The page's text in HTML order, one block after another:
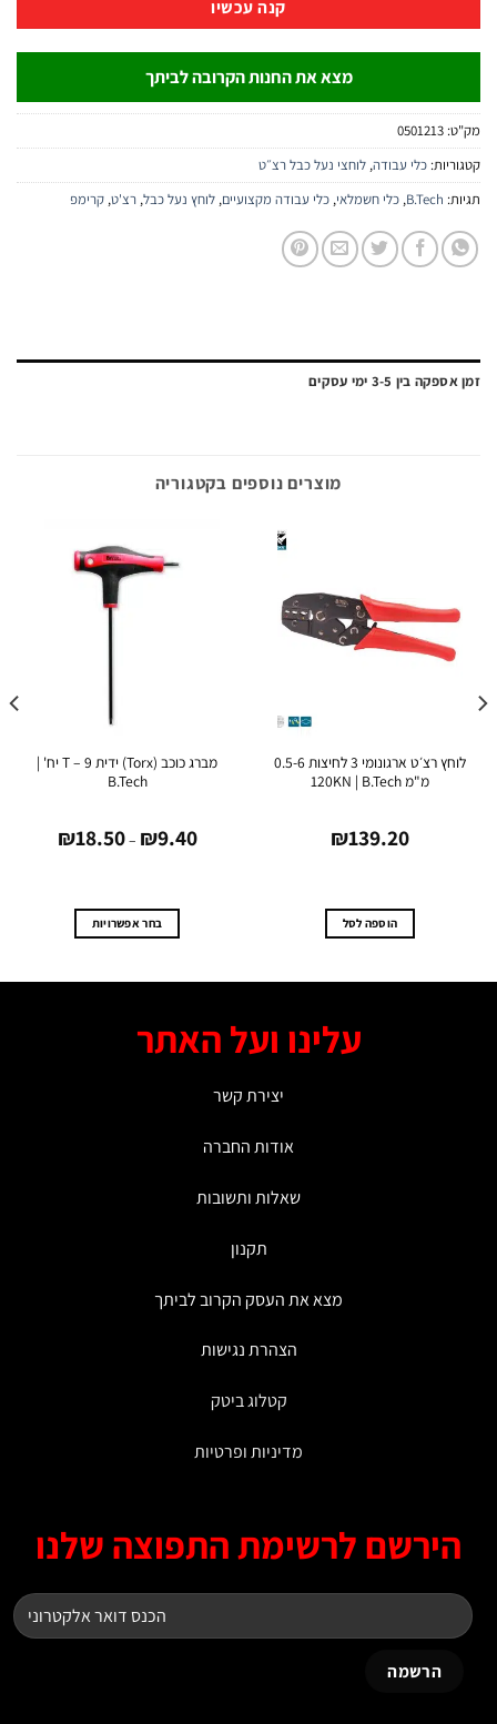
קנה עכשיו
מצא את החנות הקרובה לביתך
0501213
כלי עבודה, לוחצי נעל כבל רצ״ט
B.Tech
,כלי חשמלאי,כלי עבודה מקצועיים,לוחץ נעל כבל,רצ'ט,קרימפ
בין 3-5 ימי עסקים
מוצרים נוספים בקטגוריה
לוחץ רצ׳ט ארגונומי 3 לחיצות 0.5-6
₪139.20
הוספה לסל
מברג כוכב (Torx) ידית T – 9 יח' |
₪
–
₪18.50 מחירים:
בחר אפשרויות
סוגים. עלינו ועל האתר
יצירת קשר
אודות החברה
שאלות ותשובות
מצא את העסק הקרוב לביתך
הצהרת נגישות
קטלוג ביטק
מדיניות ופרטיות
לרשימת התפוצה שלנו